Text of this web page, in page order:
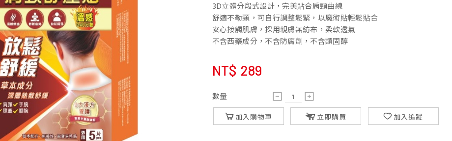
3D立體分段式設計，完美貼合肩頸曲線
舒適不勒頸，可自行調整鬆緊，以魔術貼輕鬆貼合
安心接觸肌膚，採用親膚無紡布，柔軟透氣
不含西藥成分，不含防腐劑，不含類固醇
NT$ 289
數量
加入購物車 立即購買 加入追蹤